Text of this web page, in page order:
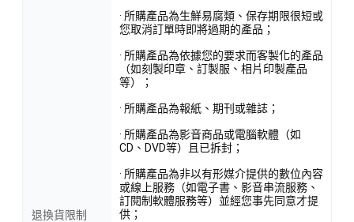
退換貨限制
· 所購產品為生鮮易腐類、保存期限很短或
您取消訂單時即將過期的產品；
· 所購產品為依據您的要求而客製化的產品
（如刻製印章、訂製服、相片印製產品
等）；
· 所購產品為報紙、期刊或雜誌；
· 所購產品為影音商品或電腦軟體（如
CD、DVD等）且已拆封；
· 所購產品為非以有形媒介提供的數位內容
或線上服務（如電子書、影音串流服務、
訂閱制軟體服務等）並經您事先同意才提
供；